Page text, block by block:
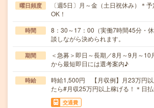
曜日頻度
〔週5日〕月～金（土日祝休み）＊
OK！
時間
8：30～17：00（実働7時間45分・
談しながら決められます。
期間
＜急募＞即日～長期／8月～9月～10
から最短即日には選考案内♪
時給
時給1,500円 【月収例】月23万円
たら#月収25万円以上稼げる！＊日払
交通費